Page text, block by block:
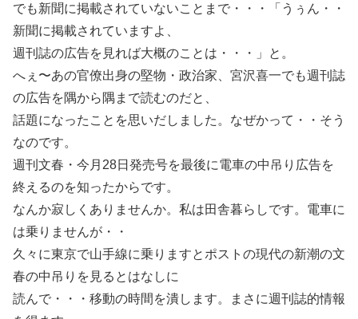
でも新聞に掲載されていないことまで・・・「うぅん・・
新聞に掲載されていますよ、
週刊誌の広告を見れば大概のことは・・・」と。
へぇ〜あの官僚出身の堅物・政治家、宮沢喜一でも週刊誌
の広告を隅から隅まで読むのだと、
話題になったことを思いだしました。なぜかって・・そう
なのです。
週刊文春・今月28日発売号を最後に電車の中吊り広告を
終えるのを知ったからです。
なんか寂しくありませんか。私は田舎暮らしです。電車に
は乗りませんが・・
久々に東京で山手線に乗りますとポストの現代の新潮の文
春の中吊りを見るとはなしに
読んで・・・移動の時間を潰します。まさに週刊誌的情報